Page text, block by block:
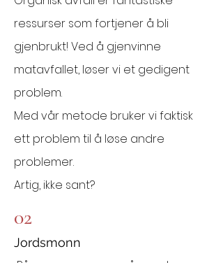
ressurser som fortjener å bli
gjenbrukt! Ved å gjenvinne
matavfallet, løser vi et gedigent
problem.
Med vår metode bruker vi faktisk
ett problem til å løse andre
problemer.
Artig, ikke sant?
02
Jordsmonn